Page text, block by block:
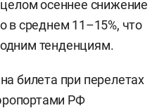
осеннее снижение
в среднем 11–15%, что
тенденциям.
билета при перелетах
РФ